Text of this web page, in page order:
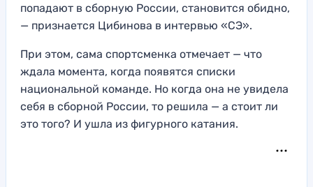
попадают в сборную России, становится обидно,
— признается Цибинова в интервью «СЭ».
При этом, сама спортсменка отмечает — что
ждала момента, когда появятся списки
национальной команде. Но когда она не увидела
себя в сборной России, то решила — а стоит ли
это того? И ушла из фигурного катания.